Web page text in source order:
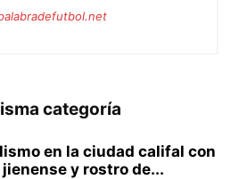
categoría
en la ciudad califal con
jienense y rostro de...